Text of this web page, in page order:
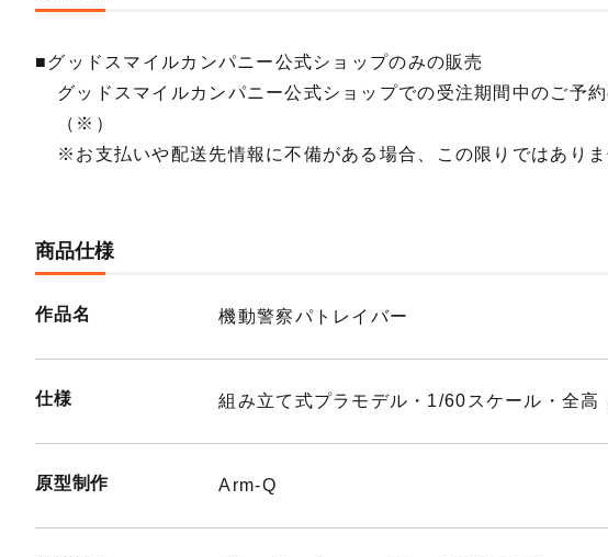
■グッドスマイルカンパニー公式ショップのみの販売
グッドスマイルカンパニー公式ショップでの受注期間中のご予
（※）
※お支払いや配送先情報に不備がある場合、この限りではありま
商品仕様
作品名 機動警察パトレイバー
仕様 組み立て式プラモデル・1/60スケール・全高
原型制作 Arm-Q